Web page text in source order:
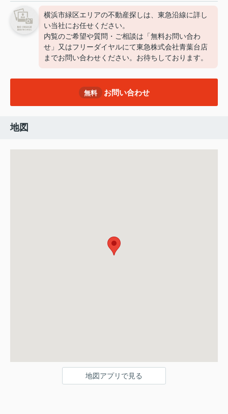
横浜市緑区エリアの不動産探しは、東急沿線に詳し
い当社にお任せください。
内覧のご希望や質問・ご相談は「無料お問い合わ
せ」又はフリーダイヤルにて東急株式会社青葉台店
までお問い合わせください。お待ちしております。
無料 お問い合わせ
地図
地図アプリで見る